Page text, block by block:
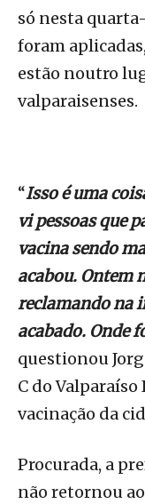
só nesta
foram
estão noutro
valparaisenses.
“Isso é uma
vi pessoas que
vacina sendo
acabou. Ontem
reclamando na
acabado. Onde
questionou
C do
vacinação da
Procurada, a
não retornou